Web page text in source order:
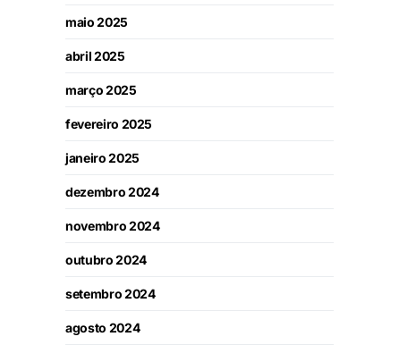
maio 2025
abril 2025
março 2025
fevereiro 2025
janeiro 2025
dezembro 2024
novembro 2024
outubro 2024
setembro 2024
agosto 2024